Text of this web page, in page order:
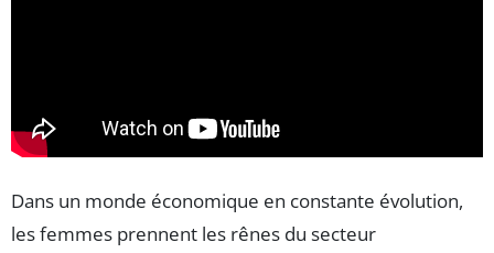
Dans un monde économique en constante évolution,
les femmes prennent les rênes du secteur